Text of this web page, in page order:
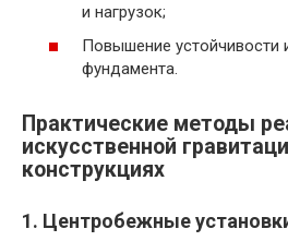
и нагрузок;
Повышение устойчивости
фундамента.
Практические методы
искусственной
конструкциях
1. Центробежные